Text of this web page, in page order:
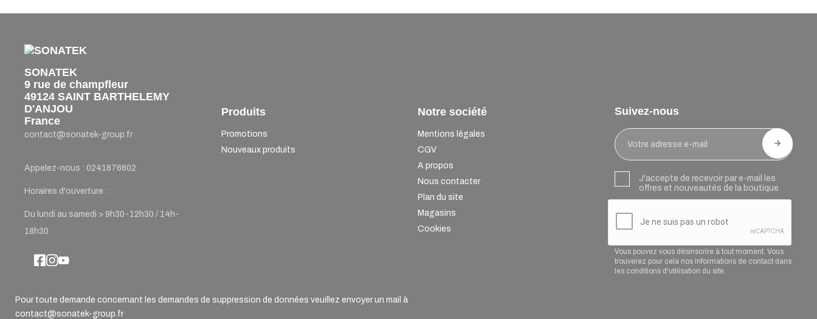
SONATEK
9 rue de champfleur
49124 SAINT BARTHELEMY
D'ANJOU
France
contact@sonatek-group.fr
Appelez-nous : 0241876602
Horaires d'ouverture :
Du lundi au samedi > 9h30-12h30 / 14h-
18h30
Produits
Promotions
Nouveaux produits
Notre société
Mentions légales
CGV
A propos
Nous contacter
Plan du site
Magasins
Cookies
Suivez-nous
J'accepte de recevoir par e-mail les
offres et nouveautés de la boutique
Vous pouvez vous désinscrire à tout moment. Vous
trouverez pour cela nos informations de contact dans
les conditions d'utilisation du site.
Pour toute demande concernant les demandes de suppression de données veuillez envoyer un mail à
contact@sonatek-group.fr